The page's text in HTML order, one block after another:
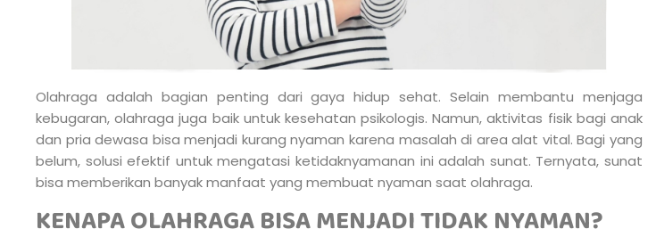
Olahraga adalah bagian penting dari gaya hidup sehat. Selain membantu menjaga
kebugaran, olahraga juga baik untuk kesehatan psikologis. Namun, aktivitas fisik bagi anak
dan pria dewasa bisa menjadi kurang nyaman karena masalah di area alat vital. Bagi yang
belum, solusi efektif untuk mengatasi ketidaknyamanan ini adalah sunat. Ternyata, sunat
bisa memberikan banyak manfaat yang membuat nyaman saat olahraga.
KENAPA OLAHRAGA BISA MENJADI TIDAK NYAMAN?